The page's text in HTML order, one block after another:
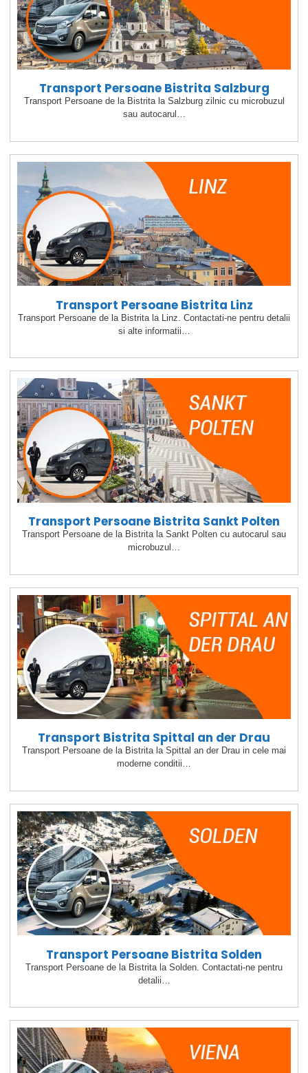
Transport Persoane Bistrita Salzburg
Transport Persoane de la Bistrita la Salzburg zilnic cu microbuzul
sau autocarul…
Transport Persoane Bistrita Linz
Transport Persoane de la Bistrita la Linz. Contactati-ne pentru detalii
si alte informatii…
Transport Persoane Bistrita Sankt Polten
Transport Persoane de la Bistrita la Sankt Polten cu autocarul sau
microbuzul…
Transport Bistrita Spittal an der Drau
Transport Persoane de la Bistrita la Spittal an der Drau in cele mai
moderne conditii…
Transport Persoane Bistrita Solden
Transport Persoane de la Bistrita la Solden. Contactati-ne pentru
detalii…